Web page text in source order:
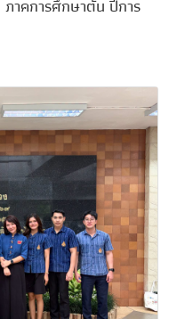
าคการศึกษาต้น ปีการ